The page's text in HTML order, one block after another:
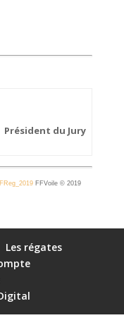
Président du Jury
FReg_2019FFVoile © 2019
Les régates